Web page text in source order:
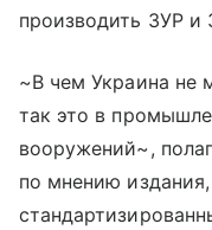
производить ЗУР
~В чем Украина не
так это в
вооружений~,
по мнению